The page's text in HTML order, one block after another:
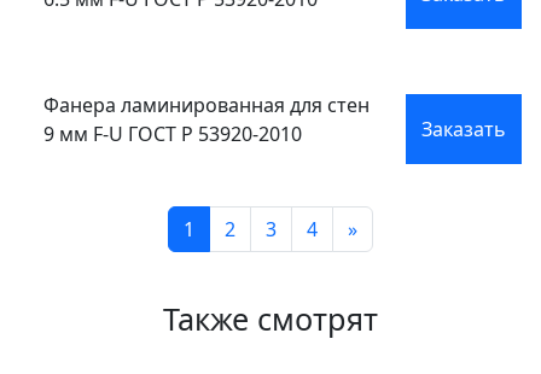
Фанера ламинированная для стен
9 мм F-U ГОСТ Р 53920-2010
Заказать
1 2 3 4 »
Также смотрят